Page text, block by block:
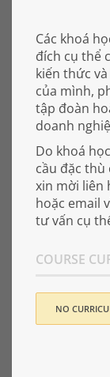
Các khoá
đích cụ thể
kiến thức
của mình,
tập đoàn
doanh
Do khoá
cầu đặc
xin mời liên
hoặc email
tư vấn cụ
COURSE
NO